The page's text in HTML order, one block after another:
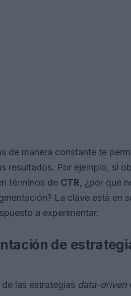
de manera constante te
resultados. Por ejemplo, si
términos de CTR, ¿por qué
La clave está en
a experimentar.
de
las estrategias data-driven